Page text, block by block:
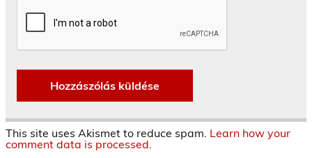
This site uses Akismet to reduce spam. Learn how your
comment data is processed.